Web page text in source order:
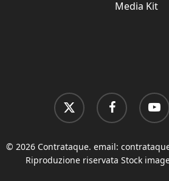
Media Kit
x-
twitter
facebook youtube
© 2026 Contrataque. email:
Riproduzione riservata Stock